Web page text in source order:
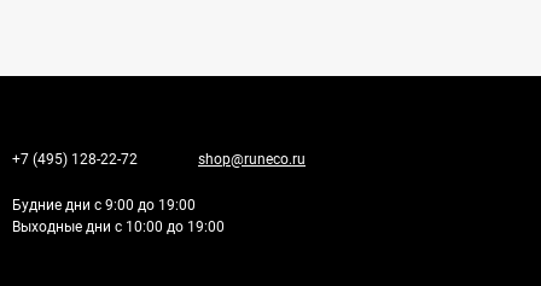
+7 (495) 128-22-72 shop@runeco.ru
Будние дни с 9:00 до 19:00
Выходные дни с 10:00 до 19:00